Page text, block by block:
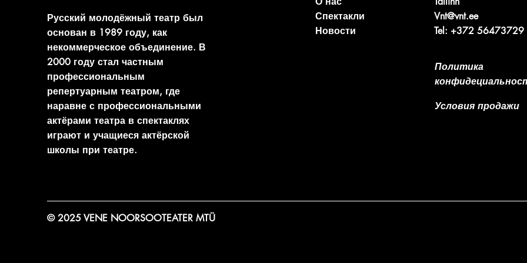
Русский молодёжный театр был
основан в 1989 году, как
некоммерческое объединение. В
2000 году стал частным
профессиональным
репертуарным театром, где
наравне с профессиональными
актёрами театра в спектаклях
играют и учащиеся актёрской
школы при театре.
Спектакли
Новости
Vnt@vnt.ee
Tel: +372 56473729
Политика
Условия продажи
© 2025 VENE NOORSOOTEATER MTÜ